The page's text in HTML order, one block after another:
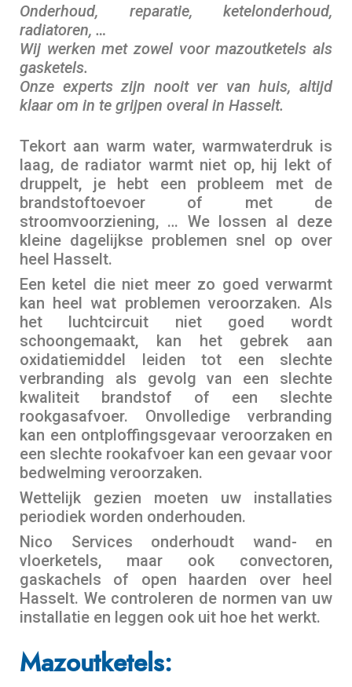
Onderhoud, reparatie, ketelonderhoud,
radiatoren, …
Wij werken met zowel voor mazoutketels als
gasketels.
Onze experts zijn nooit ver van huis, altijd
klaar om in te grijpen overal in Hasselt.
Tekort aan warm water, warmwaterdruk is
laag, de radiator warmt niet op, hij lekt of
druppelt, je hebt een probleem met de
brandstoftoevoer of met de
stroomvoorziening, … We lossen al deze
kleine dagelijkse problemen snel op over
heel Hasselt.
Een ketel die niet meer zo goed verwarmt
kan heel wat problemen veroorzaken. Als
het luchtcircuit niet goed wordt
schoongemaakt, kan het gebrek aan
oxidatiemiddel leiden tot een slechte
verbranding als gevolg van een slechte
kwaliteit brandstof of een slechte
rookgasafvoer. Onvolledige verbranding
kan een ontploffingsgevaar veroorzaken en
een slechte rookafvoer kan een gevaar voor
bedwelming veroorzaken.
Wettelijk gezien moeten uw installaties
periodiek worden onderhouden.
Nico Services onderhoudt wand- en
vloerketels, maar ook convectoren,
gaskachels of open haarden over heel
Hasselt. We controleren de normen van uw
installatie en leggen ook uit hoe het werkt.
Mazoutketels: